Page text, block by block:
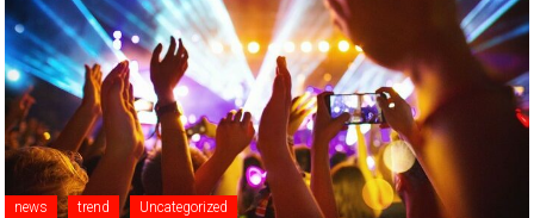
news trend Uncategorized